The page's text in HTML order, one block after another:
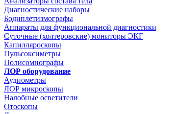
Диагностические наборы
Бодиплетизмографы
Аппараты для функциональной диагностики
Суточные (холтеровские) мониторы ЭКГ
Капилляроскопы
Пульсоксиметры
Полисомнографы
ЛОР оборудование
Аудиометры
ЛОР микроскопы
Налобные осветители
Отоскопы